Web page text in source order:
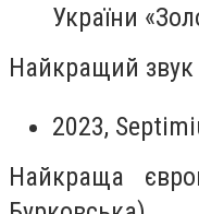
України
Найкращий
2023,
Найкраща